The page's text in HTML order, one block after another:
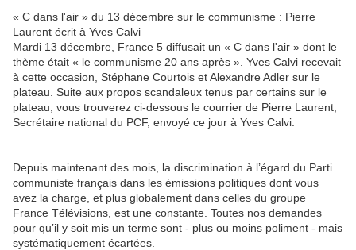
« C dans l'air » du 13 décembre sur le communisme : Pierre
Laurent écrit à Yves Calvi
Mardi 13 décembre, France 5 diffusait un « C dans l'air » dont le
thème était « le communisme 20 ans après ». Yves Calvi recevait
à cette occasion, Stéphane Courtois et Alexandre Adler sur le
plateau. Suite aux propos scandaleux tenus par certains sur le
plateau, vous trouverez ci-dessous le courrier de Pierre Laurent,
Secrétaire national du PCF, envoyé ce jour à Yves Calvi.
Depuis maintenant des mois, la discrimination à l’égard du Parti
communiste français dans les émissions politiques dont vous
avez la charge, et plus globalement dans celles du groupe
France Télévisions, est une constante. Toutes nos demandes
pour qu’il y soit mis un terme sont - plus ou moins poliment - mais
systématiquement écartées.